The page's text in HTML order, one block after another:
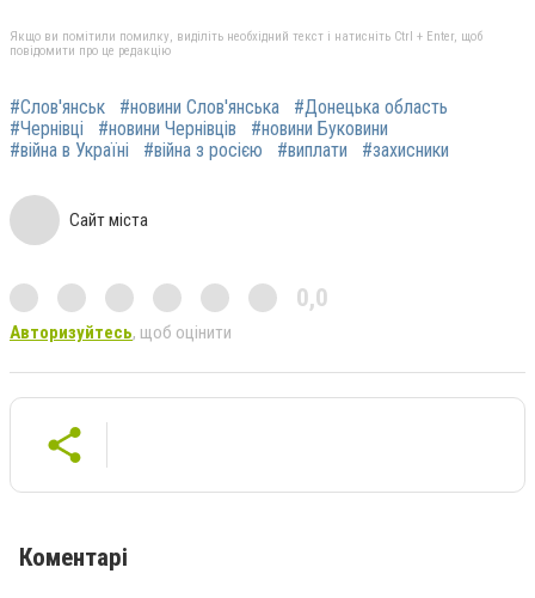
Якщо ви помітили помилку, виділіть необхідний текст і натисніть Ctrl + Enter, щоб
повідомити про це редакцію
#Слов'янськ #новини Слов'янська
#Донецька область
#Чернівці
#новини Чернівців
#новини Буковини
#війна в Україні
#війна з росією #виплати #захисники
Сайт міста
0,0
Авторизуйтесь, щоб оцінити
Коментарі